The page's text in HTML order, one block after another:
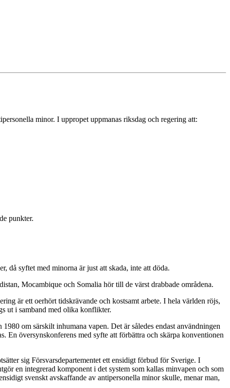
minor. I uppropet uppmanas riksdag och regering att:
punkter.
då syftet med minorna är just att skada, inte att döda.
Mocambique och Somalia hör till de värst drabbade områdena.
är ett oerhört tidskrävande och kostsamt arbete. I hela världen röjs,
ut i samband med olika konflikter.
om särskilt inhumana vapen. Det är således endast användningen
En översynskonferens med syfte att förbättra och skärpa konventionen
sig Försvarsdepartementet ett ensidigt förbud för Sverige. I
en integrerad komponent i det system som kallas minvapen och som
svenskt avskaffande av antipersonella minor skulle, menar man,